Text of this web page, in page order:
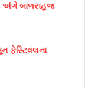
અંગે બાળસહજ
ફેસ્ટિવલના